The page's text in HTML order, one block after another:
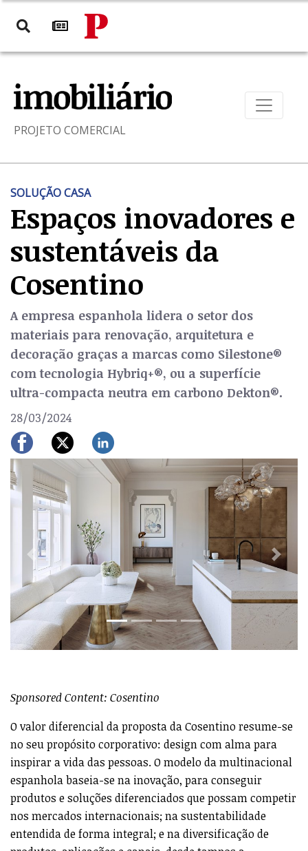
PROJETO COMERCIAL
SOLUÇÃO CASA
Espaços inovadores e
sustentáveis da
Cosentino
A empresa espanhola lidera o setor dos
materiais para renovação, arquitetura e
decoração graças a marcas como Silestone®
com tecnologia Hybriq+®, ou a superfície
ultra-compacta neutra em carbono Dekton®.
28/03/2024
Previous Next
Sponsored Content: Cosentino
O valor diferencial da proposta da Cosentino resume-se
no seu propósito corporativo: design com alma para
inspirar a vida das pessoas. O modelo da multinacional
espanhola baseia-se na inovação, para conseguir
produtos e soluções diferenciados que possam competir
nos mercados internacionais; na sustentabilidade
entendida de forma integral; e na diversificação de